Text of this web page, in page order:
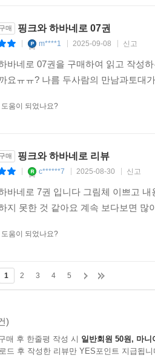
구매 핑크와 하바네로 07권
m****1 2025-09-08 신고
바네로 07권을 구매하여 읽고 작성
요ㅠㅠ? 나름 두사람의 만남과토대
움이 되었나요?
구매 핑크와 하바네로 리뷰
c******7 2025-08-30 신고
바네로 7권 입니다 그림체 이쁘고
지 못한 것 같아요 계속 보다보면
움이 되었나요?
1 2 3 4 5
)
매 후 한줄평 작성 시 일반회원 50원, 마니
드 후 작성한 리뷰만 YES포인트 지급됩니